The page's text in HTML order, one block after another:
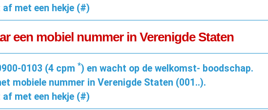
af met een hekje (#)
een mobiel nummer in Verenigde Staten
0103 (4 cpm *) en wacht op de welkomst- boodschap.
mobiele nummer in Verenigde Staten (001..).
af met een hekje (#)